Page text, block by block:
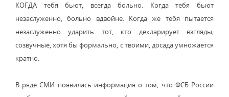
КОГДА тебя бьют, всегда больно. Когда тебя бьют
незаслуженно, больно вдвойне. Когда же тебя пытается
незаслуженно ударить тот, кто декларирует взгляды,
созвучные, хотя бы формально, с твоими, досада умножается
кратно.
В ряде СМИ появилась информация о том, что ФСБ России